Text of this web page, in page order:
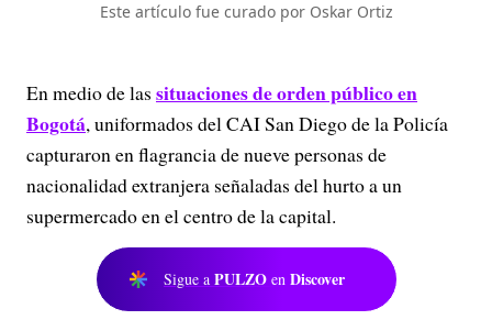
Este artículo fue curado por Oskar Ortiz
En medio de las situaciones de orden público en
Bogotá, uniformados del CAI San Diego de la Policía
capturaron en flagrancia de nueve personas de
nacionalidad extranjera señaladas del hurto a un
supermercado en el centro de la capital.
Sigue a PULZO en Discover